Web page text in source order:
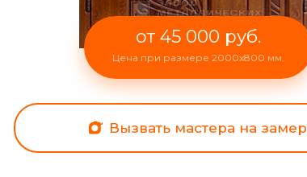
от 45 000 руб.
Цена при размере 2000x800 мм.
Вызвать мастера на замер